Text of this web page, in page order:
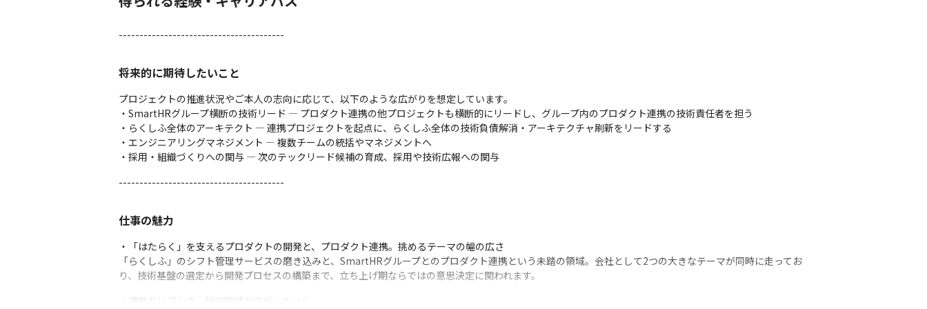
----------------------------------------
将来的に期待したいこと
プロジェクトの推進状況やご本人の志向に応じて、以下のような広がりを想定しています。
・SmartHRグループ横断の技術リード — プロダクト連携の他プロジェクトも横断的にリードし、グループ内のプロダクト連携の技術責任者を担う
・らくしふ全体のアーキテクト — 連携プロジェクトを起点に、らくしふ全体の技術負債解消・アーキテクチャ刷新をリードする
・エンジニアリングマネジメント — 複数チームの統括やマネジメントへ
・採用・組織づくりへの関与 — 次のテックリード候補の育成、採用や技術広報への関与
----------------------------------------
仕事の魅力
・「はたらく」を支えるプロダクトの開発と、プロダクト連携。挑めるテーマの幅の広さ
「らくしふ」のシフト管理サービスの磨き込みと、SmartHRグループとのプロダクト連携という未踏の領域。会社として2つの大きなテーマが同時に走ってお
り、技術基盤の選定から開発プロセスの構築まで、立ち上げ期ならではの意思決定に関われます。
・課題ドリブンで、技術領域が広がっていく